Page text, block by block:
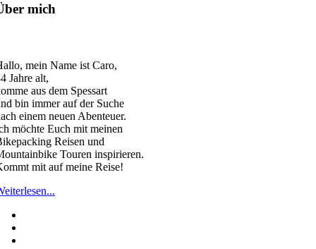
mich
mein Name ist Caro,
Jahre alt,
aus dem Spessart
bin immer auf der Suche
einem neuen Abenteuer.
möchte Euch mit meinen
Reisen und
Touren inspirieren.
mit auf meine Reise!